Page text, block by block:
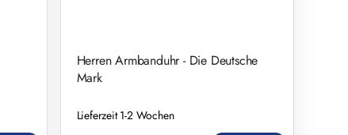
Herren Armbanduhr - Die Deutsche
Mark
Lieferzeit 1-2 Wochen